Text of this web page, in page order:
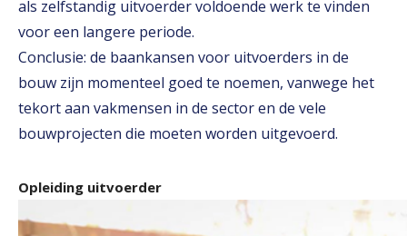
als zelfstandig uitvoerder voldoende werk te vinden
voor een langere periode.
Conclusie: de baankansen voor uitvoerders in de
bouw zijn momenteel goed te noemen, vanwege het
tekort aan vakmensen in de sector en de vele
bouwprojecten die moeten worden uitgevoerd.
Opleiding uitvoerder